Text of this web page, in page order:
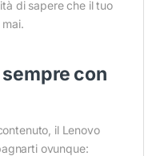
di sapere che il tuo
con
il Lenovo
ovunque: